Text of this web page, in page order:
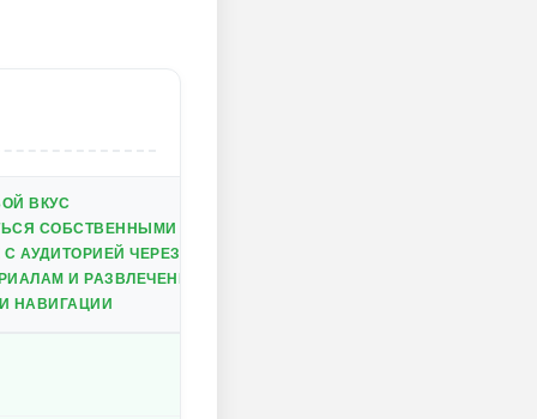
ВКУС
СОБСТВЕННЫМИ ВИДЕО
АУДИТОРИЕЙ ЧЕРЕЗ КОММЕНТАРИИ И ЛАЙКИ
И РАЗВЛЕЧЕНИЯМ
НАВИГАЦИИ